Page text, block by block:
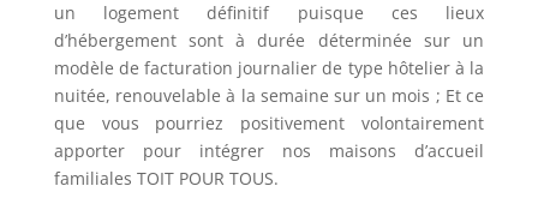
un logement définitif puisque ces lieux
d’hébergement sont à durée déterminée sur un
modèle de facturation journalier de type hôtelier à la
nuitée, renouvelable à la semaine sur un mois ; Et ce
que vous pourriez positivement volontairement
apporter pour intégrer nos maisons d’accueil
familiales TOIT POUR TOUS.